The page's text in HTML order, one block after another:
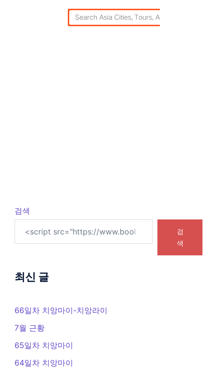
검색
검
색
최신 글
66일차 치앙마이-치앙라이
7월 근황
65일차 치앙마이
64일차 치앙마이